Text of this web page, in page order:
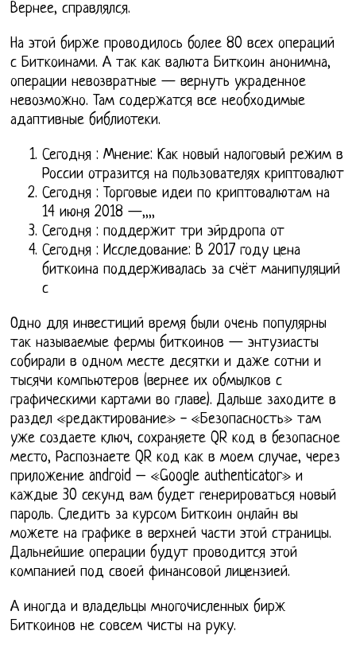
Вернее, справлялся.
На этой бирже проводилось более 80 всех операций
с Биткоинами. А так как валюта Биткоин анонимна,
операции невозвратные — вернуть украденное
невозможно. Там содержатся все необходимые
адаптивные библиотеки.
Сегодня : Мнение: Как новый налоговый режим в
России отразится на пользователях криптовалют
Сегодня : Торговые идеи по криптовалютам на
14 июня 2018 —,,,,
Сегодня : поддержит три эйрдропа от
Сегодня : Исследование: В 2017 году цена
биткоина поддерживалась за счёт манипуляций
с
Одно для инвестиций время были очень популярны
так называемые фермы биткоинов — энтузиасты
собирали в одном месте десятки и даже сотни и
тысячи компьютеров (вернее их обмылков с
графическими картами во главе). Дальше заходите в
раздел «редактирование» - «Безопасность» там
уже создаете ключ, сохраняете QR код в безопасное
место, Распознаете QR код как в моем случае, через
приложение android – «Google authenticator» и
каждые 30 секунд вам будет генерироваться новый
пароль. Следить за курсом Биткоин онлайн вы
можете на графике в верхней части этой страницы.
Дальнейшие операции будут проводится этой
компанией под своей финансовой лицензией.
А иногда и владельцы многочисленных бирж
Биткоинов не совсем чисты на руку.